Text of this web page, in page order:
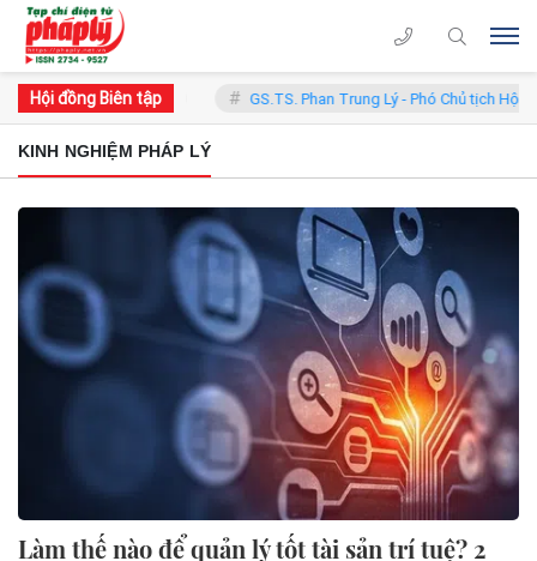
Hội đồng Biên tập
- Chủ tịch Hội đồng GS.TS. Phan Trung Lý - Phó Chủ tịch Hội đồng
KINH NGHIỆM PHÁP LÝ
Làm thế nào để quản lý tốt tài sản trí tuệ? 2